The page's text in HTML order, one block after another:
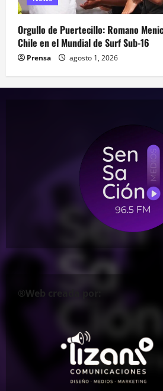
Orgullo de Puertecillo: Romano
Chile en el Mundial de Surf Sub-16
Prensa agosto 1, 2026
®Web creada por: